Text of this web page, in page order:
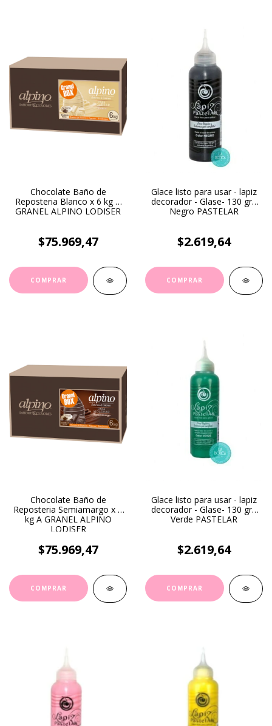
Chocolate Baño de
Reposteria Blanco x 6 kg A
GRANEL ALPINO LODISER
$75.969,47
Glace listo para usar - lapiz
decorador - Glase- 130 gr -
Negro PASTELAR
$2.619,64
Chocolate Baño de
Reposteria Semiamargo x 6
kg A GRANEL ALPINO
LODISER
$75.969,47
Glace listo para usar - lapiz
decorador - Glase- 130 gr -
Verde PASTELAR
$2.619,64